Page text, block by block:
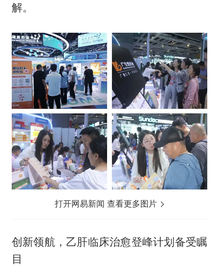
解。
打开网易新闻 查看更多图片
创新领航，乙肝临床治愈登峰计划备受瞩
目